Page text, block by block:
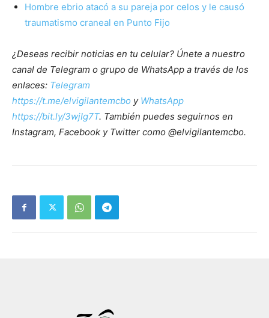
Hombre ebrio atacó a su pareja por celos y le causó
traumatismo craneal en Punto Fijo
¿Deseas recibir noticias en tu celular? Únete a nuestro
canal de Telegram o grupo de WhatsApp a través de los
enlaces: Telegram
https://t.me/elvigilantemcbo y WhatsApp
https://bit.ly/3wjIg7T. También puedes seguirnos en
Instagram, Facebook y Twitter como @elvigilantemcbo.